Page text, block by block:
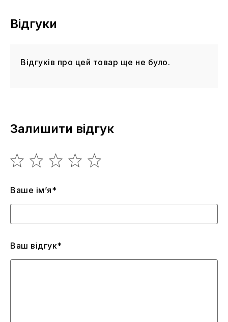
Відгуки
Відгуків про цей товар ще не було.
Залишити відгук
Ваше ім’я*
Ваш відгук*